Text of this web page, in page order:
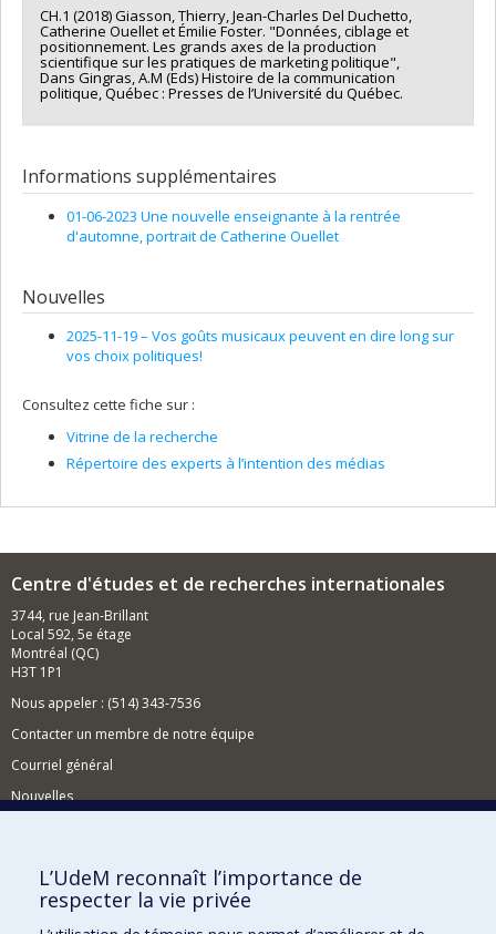
CH.1 (2018) Giasson, Thierry, Jean-Charles Del Duchetto,
Catherine Ouellet et Émilie Foster. "Données, ciblage et
positionnement. Les grands axes de la production
scientifique sur les pratiques de marketing politique",
Dans Gingras, A.M (Eds) Histoire de la communication
politique, Québec : Presses de l’Université du Québec.
Informations supplémentaires
01-06-2023 Une nouvelle enseignante à la rentrée
d'automne, portrait de Catherine Ouellet
Nouvelles
2025-11-19 – Vos goûts musicaux peuvent en dire long sur
vos choix politiques!
Consultez cette fiche sur :
Vitrine de la recherche
Répertoire des experts à l’intention des médias
Centre d'études et de recherches internationales
3744, rue Jean-Brillant
Local 592, 5e étage
Montréal (QC)
H3T 1P1
Nous appeler : (514) 343-7536
Contacter un membre de notre équipe
Courriel général
Nouvelles
Comment soutenir le CÉRIUM?
BESOIN D'AIDE?
L’UdeM reconnaît l’importance de
respecter la vie privée